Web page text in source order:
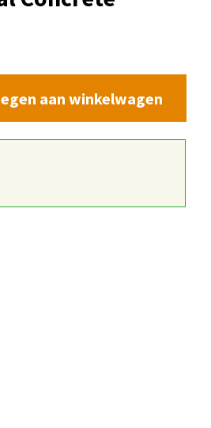
aan winkelwagen